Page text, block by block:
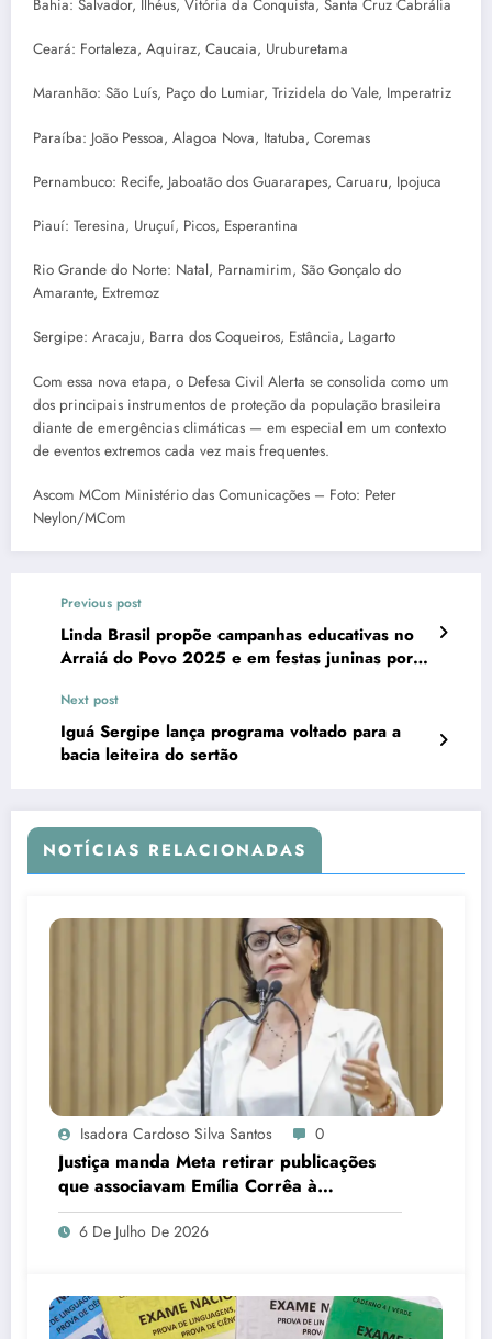
Bahia: Salvador, Ilhéus, Vitória da Conquista, Santa Cruz Cabrália
Ceará: Fortaleza, Aquiraz, Caucaia, Uruburetama
Maranhão: São Luís, Paço do Lumiar, Trizidela do Vale, Imperatriz
Paraíba: João Pessoa, Alagoa Nova, Itatuba, Coremas
Pernambuco: Recife, Jaboatão dos Guararapes, Caruaru, Ipojuca
Piauí: Teresina, Uruçuí, Picos, Esperantina
Rio Grande do Norte: Natal, Parnamirim, São Gonçalo do
Amarante, Extremoz
Sergipe: Aracaju, Barra dos Coqueiros, Estância, Lagarto
Com essa nova etapa, o Defesa Civil Alerta se consolida como um
dos principais instrumentos de proteção da população brasileira
diante de emergências climáticas — em especial em um contexto
de eventos extremos cada vez mais frequentes.
Ascom MCom Ministério das Comunicações – Foto: Peter
Neylon/MCom
Previous post
Linda Brasil propõe campanhas educativas no
Arraiá do Povo 2025 e em festas juninas por
Next post
Iguá Sergipe lança programa voltado para a
bacia leiteira do sertão
NOTÍCIAS RELACIONADAS
Isadora Cardoso Silva Santos 0
Justiça manda Meta retirar publicações
que associavam Emília Corrêa à
corrupção e identificar responsáveis
6 De Julho De 2026